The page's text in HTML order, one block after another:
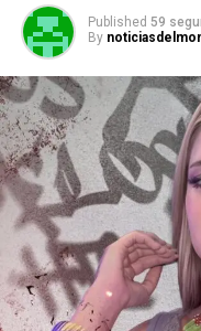
Published 59
By